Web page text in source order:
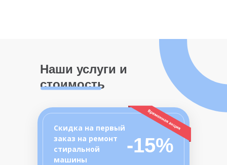
Наши услуги и
стоимость
Скидка на первый
заказ на ремонт
стиральной
машины
-15%